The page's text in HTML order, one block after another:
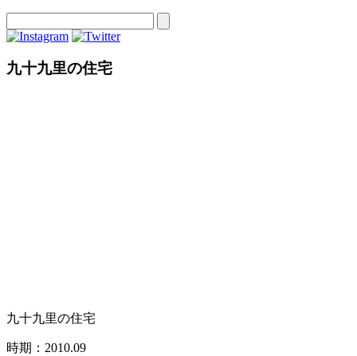
九十九里の住宅
九十九里の住宅
時期：2010.09